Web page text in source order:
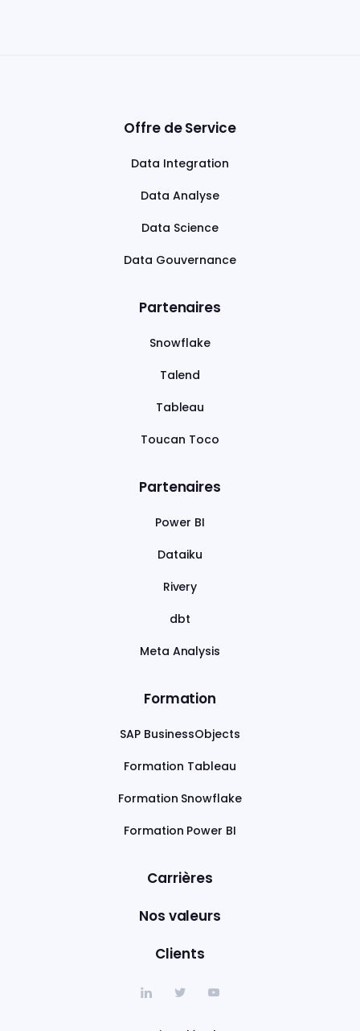
Offre de Service
Data Integration
Data Analyse
Data Science
Data Gouvernance
Partenaires
Snowflake
Talend
Tableau
Toucan Toco
Partenaires
Power BI
Dataiku
Rivery
dbt
Meta Analysis
Formation
SAP BusinessObjects
Formation Tableau
Formation Snowflake
Formation Power BI
Carrières
Nos valeurs
Clients